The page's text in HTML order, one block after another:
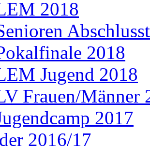
2018
2018
Jugend 2018
Frauen/Männer
2017
2016/17